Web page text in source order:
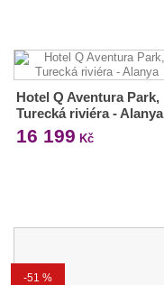
Hotel Q Aventura Park,
Turecká riviéra - Alanya
16 199 Kč
-51 %